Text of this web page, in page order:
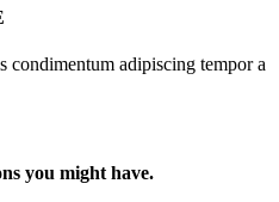
condimentum adipiscing tempor a
you might have.